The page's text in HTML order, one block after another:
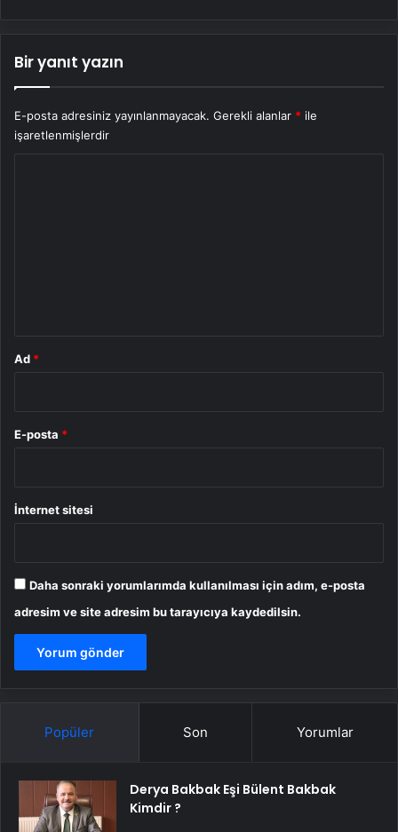
Bir yanıt yazın
E-posta adresiniz yayınlanmayacak. Gerekli alanlar * ile
işaretlenmişlerdir
Ad *
E-posta *
İnternet sitesi
Daha sonraki yorumlarımda kullanılması için adım, e-posta
adresim ve site adresim bu tarayıcıya kaydedilsin.
Popüler Son Yorumlar
Derya Bakbak Eşi Bülent Bakbak
Kimdir ?